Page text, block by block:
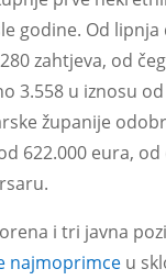
godine. Od lipnja
zahtjeva, od
3.558 u iznosu od
županije
622.000 eura, od
i tri javna
najmoprimceu